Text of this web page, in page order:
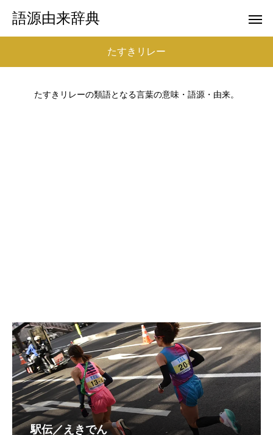
語源由来辞典
たすきリレー
たすきリレーの類語となる言葉の意味・語源・由来。
駅伝／えきでん